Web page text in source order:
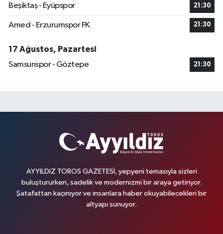
Beşiktaş - Eyüpspor 21:30
Amed - Erzurumspor FK 21:30
17 Ağustos, Pazartesi
Samsunspor - Göztepe
21:30
AYYILDIZ TOROS GAZETESİ, yepyeni temasıyla sizleri
buluştururken, sadelik ve modernizmi bir araya getiriyor.
Şatafattan kaçınıyor ve insanlara haber okuyabilecekleri bir
altyapı sunuyor.